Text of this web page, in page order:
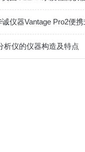
析仪的仪器构造及特点